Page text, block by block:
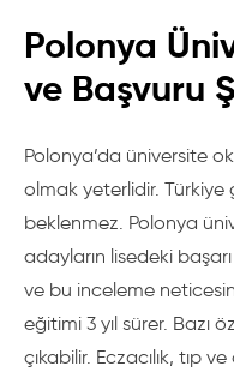
Polonya
ve Başvuru
Polonya’da üniversite
olmak yeterlidir. Türkiye
beklenmez. Polonya
adayların lisedeki
ve bu inceleme
eğitimi 3 yıl sürer. Bazı
çıkabilir. Eczacılık, tıp